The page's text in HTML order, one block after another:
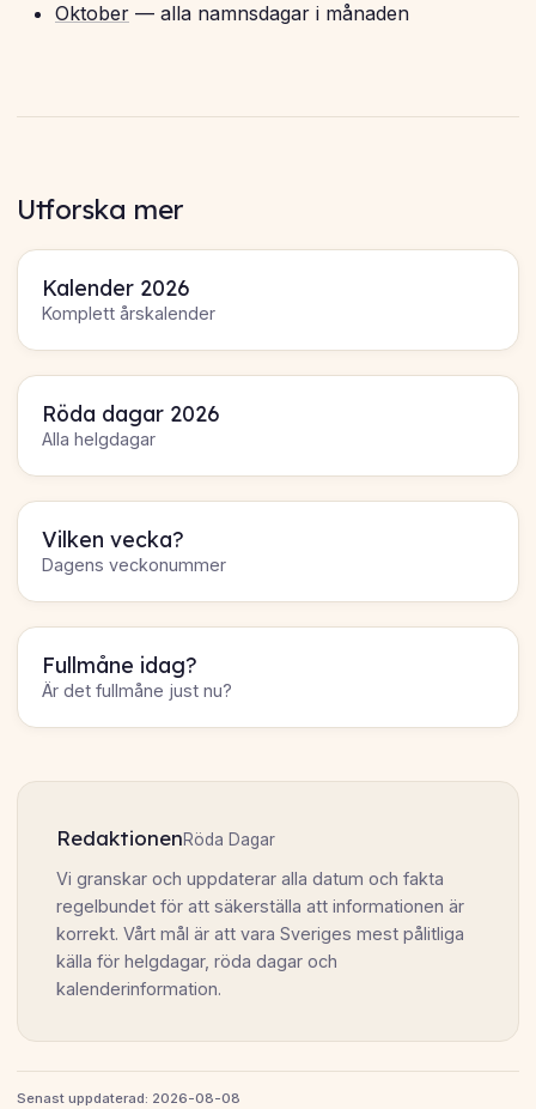
Oktober — alla namnsdagar i månaden
Utforska mer
Kalender 2026
Komplett årskalender
Röda dagar 2026
Alla helgdagar
Vilken vecka?
Dagens veckonummer
Fullmåne idag?
Är det fullmåne just nu?
RedaktionenRöda Dagar
Vi granskar och uppdaterar alla datum och fakta
regelbundet för att säkerställa att informationen är
korrekt. Vårt mål är att vara Sveriges mest pålitliga
källa för helgdagar, röda dagar och
kalenderinformation.
Senast uppdaterad: 2026-08-08